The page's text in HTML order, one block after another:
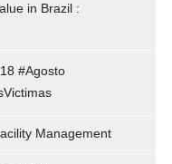
in Brazil :
#Agosto
Management